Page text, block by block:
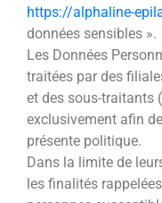
https://alphaline-
données sensibles ».
Les Données
traitées par des
et des sous-traitants
exclusivement afin
présente politique.
Dans la limite de
les finalités